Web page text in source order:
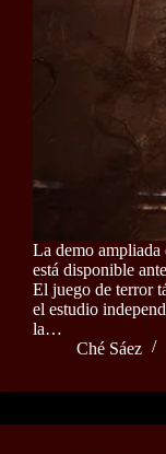
La demo
está disponible
El juego de terror
el estudio
la…
Ché Sáez